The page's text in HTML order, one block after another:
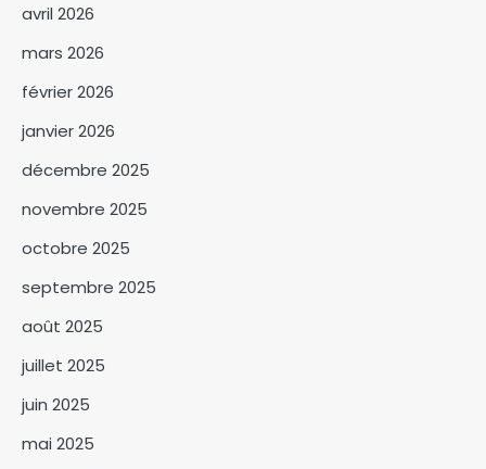
avril 2026
mars 2026
février 2026
janvier 2026
décembre 2025
novembre 2025
octobre 2025
septembre 2025
août 2025
juillet 2025
juin 2025
mai 2025
3